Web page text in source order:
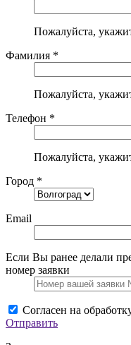
Пожалуйста,
Фамилия *
Пожалуйста,
Телефон *
Пожалуйста,
Город *
Email
Если Вы ранее делали
номер заявки
Согласен на
Отправить